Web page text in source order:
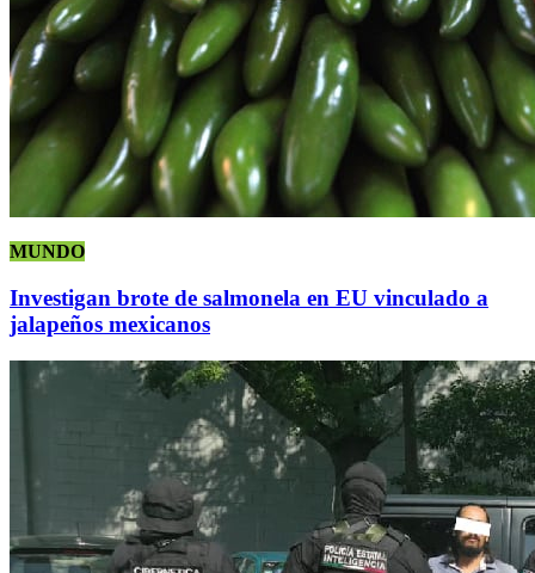
MUNDO
Investigan brote de salmonela en EU vinculado a
jalapeños mexicanos